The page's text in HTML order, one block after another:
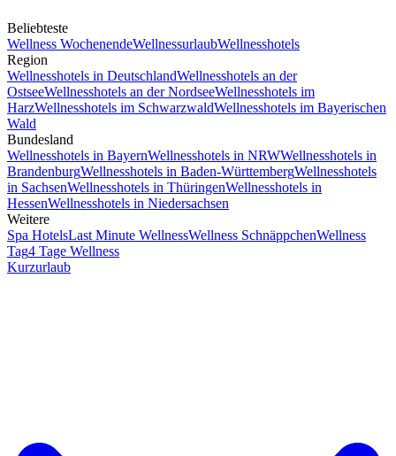
Beliebteste
Wellness WochenendeWellnessurlaubWellnesshotels
Region
Wellnesshotels in DeutschlandWellnesshotels an der
OstseeWellnesshotels an der NordseeWellnesshotels im
HarzWellnesshotels im SchwarzwaldWellnesshotels im Bayerischen
Wald
Bundesland
Wellnesshotels in BayernWellnesshotels in NRWWellnesshotels in
BrandenburgWellnesshotels in Baden-WürttembergWellnesshotels
in SachsenWellnesshotels in ThüringenWellnesshotels in
HessenWellnesshotels in Niedersachsen
Weitere
Spa HotelsLast Minute WellnessWellness SchnäppchenWellness
Tag4 Tage Wellness
Kurzurlaub